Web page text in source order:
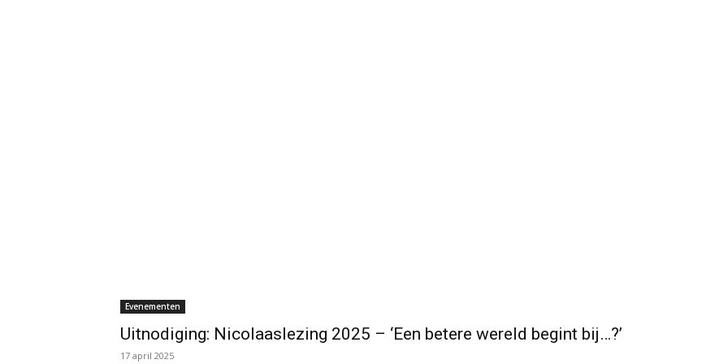
Evenementen
Uitnodiging: Nicolaaslezing 2025 – ‘Een betere wereld begint bij…?’
17 april 2025